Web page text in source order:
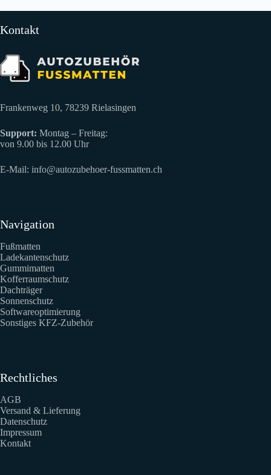
Optionen
können
auf
Produktseite
gewählt
werden
Kontakt
Frankenweg 10, 78239 Rielasingen
Support: Montag – Freitag:
von 9.00 bis 12.00 Uhr
E-Mail: info@autozubehoer-fussmatten.ch
Navigation
Fußmatten
Ladekantenschutz
Gummimatten
Kofferraumschutz
Dachträger
Sonnenschutz
Softwareoptimierung
Sonstiges KFZ-Zubehör
Rechtliches
AGB
Versand & Lieferung
Datenschutz
Impressum
Kontakt